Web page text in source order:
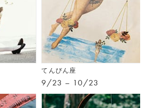
てんびん座
9/23 – 10/23